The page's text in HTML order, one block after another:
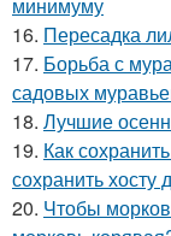
минимуму
16. Пересадка
17. Борьба с
садовых
18. Лучшие
19. Как
сохранить хосту
20. Чтобы